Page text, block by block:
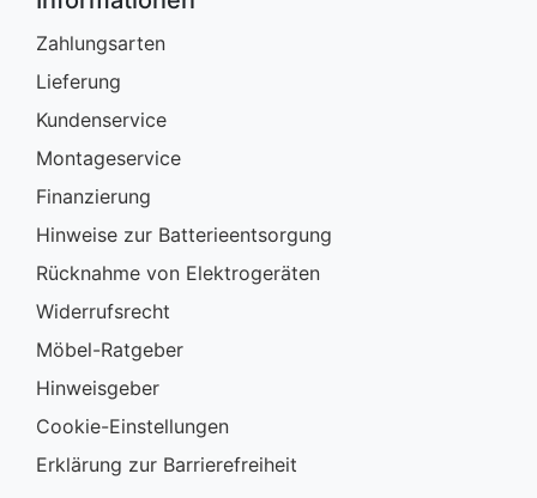
Zahlungsarten
Lieferung
Kundenservice
Montageservice
Finanzierung
Hinweise zur Batterieentsorgung
Rücknahme von Elektrogeräten
Widerrufsrecht
Möbel-Ratgeber
Hinweisgeber
Cookie-Einstellungen
Erklärung zur Barrierefreiheit